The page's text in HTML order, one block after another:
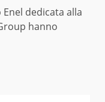
Enel dedicata alla
hanno